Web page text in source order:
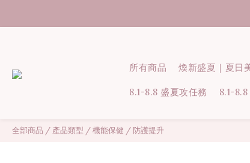
所有商品 煥新盛夏｜夏日
8.1-8.8 盛夏攻任務 8.1-
全部商品 / 產品類型 /機能保健 / 防護提升